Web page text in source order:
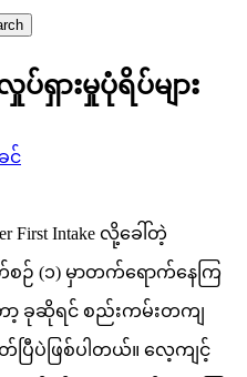
ရှားမှုပုံရိပ်များ
င်
Intake လို့ခေါ်တဲ့
ဉ် (၁) မှာတက်ရောက်နေကြ
ာ့ ခုဆိုရင် စည်းကမ်းတကျ
ြီပဲဖြစ်ပါတယ်။ လေ့ကျင့်